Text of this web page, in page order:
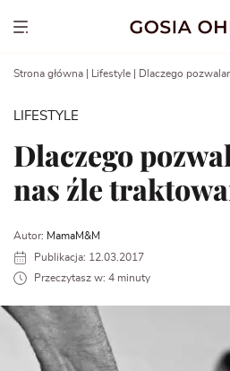
Show menu
Strona główna Lifestyle Dlaczego
LIFESTYLE
Dlaczego
nas źle
Autor: MamaM&M
Publikacja: 12.03.2017
Przeczytasz w: 4 minuty